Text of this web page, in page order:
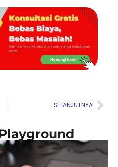
SELANJUTNYA